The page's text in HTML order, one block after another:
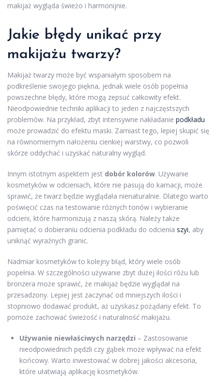
makijaż wygląda świeżo i harmonijnie.
Jakie błędy unikać przy
makijażu twarzy?
Makijaż twarzy może być wspaniałym sposobem na
podkreślenie swojego piękna, jednak wiele osób popełnia
powszechne błędy, które mogą zepsuć całkowity efekt.
Nieodpowiednie techniki aplikacji to jeden z najczęstszych
problemów. Na przykład, zbyt intensywne nakładanie podkładu
może prowadzić do efektu maski. Zamiast tego, lepiej skupić się
na równomiernym nałożeniu cienkiej warstwy, co pozwoli
skórze oddychać i uzyskać naturalny wygląd.
Innym istotnym aspektem jest dobór kolorów. Używanie
kosmetyków w odcieniach, które nie pasują do karnacji, może
sprawić, że twarz będzie wyglądała nienaturalnie. Dlatego warto
poświęcić czas na testowanie różnych tonów i wybieranie
odcieni, które harmonizują z naszą skórą. Należy także
pamiętać o dobieraniu odcienia podkładu do odcienia szyi, aby
uniknąć wyraźnych granic.
Nadmiar kosmetyków to kolejny błąd, który wiele osób
popełnia. W szczególności używanie zbyt dużej ilości różu lub
bronzera może sprawić, że makijaż będzie wyglądał na
przesadzony. Lepiej jest zaczynać od mniejszych ilości i
stopniowo dodawać produkt, aż uzyskasz pożądany efekt. To
pomoże zachować świeżość i naturalność makijażu.
Używanie niewłaściwych narzędzi – Zastosowanie
nieodpowiednich pędzli czy gąbek może wpływać na efekt
końcowy. Warto inwestować w dobrej jakości akcesoria,
które ułatwiają aplikację kosmetyków.